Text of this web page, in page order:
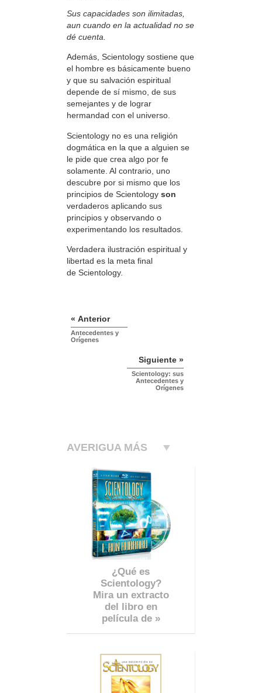
Sus capacidades son ilimitadas,
aun cuando en la actualidad no se
dé cuenta.
Además, Scientology sostiene que
el hombre es básicamente bueno
y que su salvación espiritual
depende de sí mismo, de sus
semejantes y de lograr
hermandad con el universo.
Scientology no es una religión
dogmática en la que a alguien se
le pide que crea algo por fe
solamente. Al contrario, uno
descubre por si mismo que los
principios de Scientology son
verdaderos aplicando sus
principios y observando o
experimentando los resultados.
Verdadera ilustración espiritual y
libertad es la meta final
de Scientology.
« Anterior
Antecedentes y
Orígenes
Siguiente »
Scientology: sus
Antecedentes y
Orígenes
AVERIGUA MÁS
¿Qué es
Scientology?
Mira un extracto
del libro en
película de »